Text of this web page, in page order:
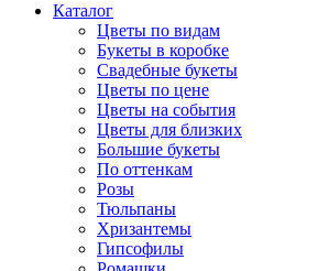
Каталог
Цветы по видам
Букеты в коробке
Свадебные букеты
Цветы по цене
Цветы на события
Цветы для близких
Большие букеты
По оттенкам
Розы
Тюльпаны
Хризантемы
Гипсофилы